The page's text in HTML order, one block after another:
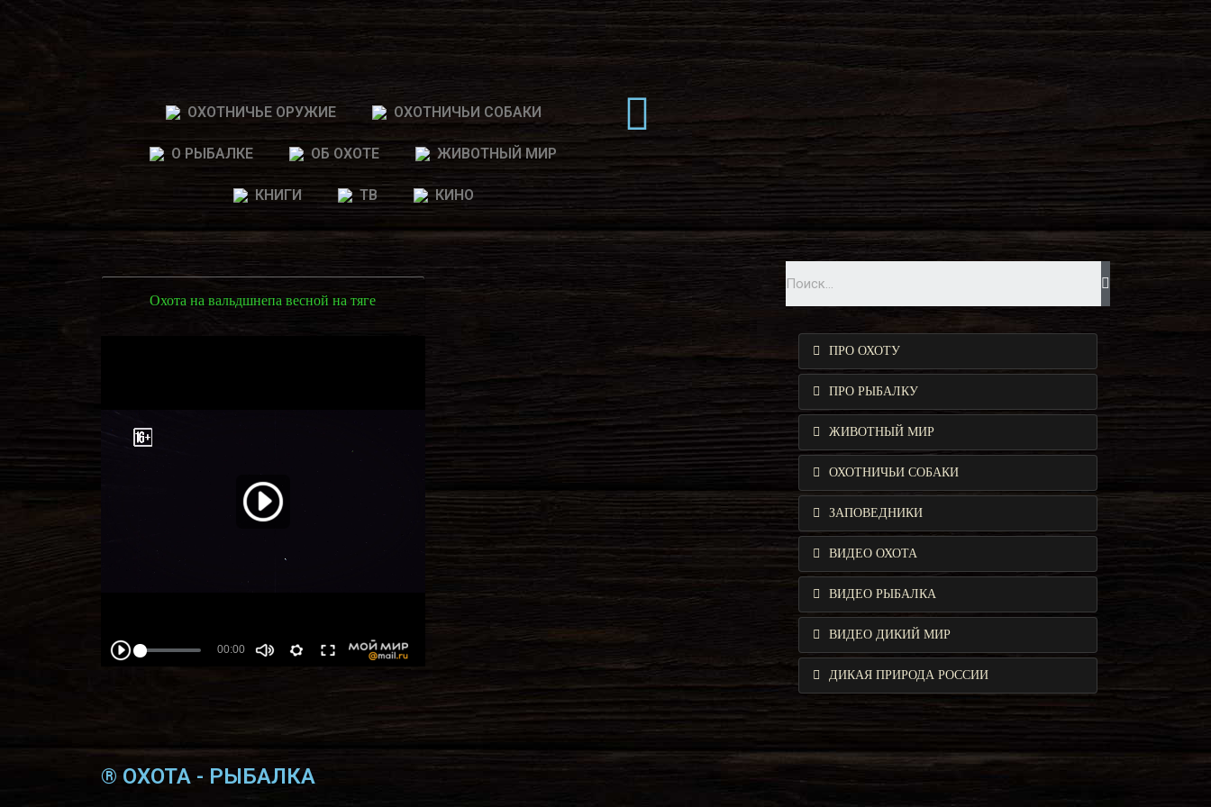
ОХОТНИЧЬЕ ОРУЖИЕ ОХОТНИЧЬИ СОБАКИ
О РЫБАЛКЕ ОБ ОХОТЕ ЖИВОТНЫЙ МИР
КНИГИ ТВ КИНО
Охота на вальдшнепа весной на тяге
ПРО ОХОТУ
ПРО РЫБАЛКУ
ЖИВОТНЫЙ МИР
ОХОТНИЧЬИ СОБАКИ
ЗАПОВЕДНИКИ
ВИДЕО ОХОТА
ВИДЕО РЫБАЛКА
ВИДЕО ДИКИЙ МИР
ДИКАЯ ПРИРОДА РОССИИ
® ОХОТА - РЫБАЛКА